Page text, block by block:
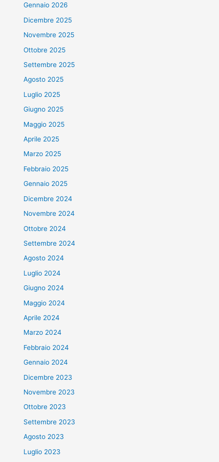
Gennaio 2026
Dicembre 2025
Novembre 2025
Ottobre 2025
Settembre 2025
Agosto 2025
Luglio 2025
Giugno 2025
Maggio 2025
Aprile 2025
Marzo 2025
Febbraio 2025
Gennaio 2025
Dicembre 2024
Novembre 2024
Ottobre 2024
Settembre 2024
Agosto 2024
Luglio 2024
Giugno 2024
Maggio 2024
Aprile 2024
Marzo 2024
Febbraio 2024
Gennaio 2024
Dicembre 2023
Novembre 2023
Ottobre 2023
Settembre 2023
Agosto 2023
Luglio 2023